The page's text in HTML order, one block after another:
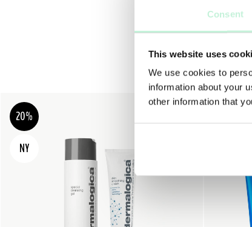
Consent
This website uses
We use cookies to
information about your
other information that
20%
NY